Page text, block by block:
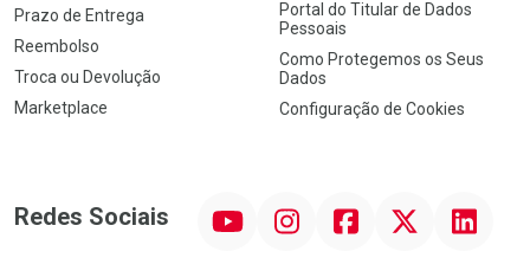
Prazo de Entrega
Reembolso
Troca ou Devolução
Marketplace
Portal do Titular de Dados
Pessoais
Como Protegemos os Seus
Dados
Configuração de Cookies
Redes Sociais InstagramFacebook Linkedin